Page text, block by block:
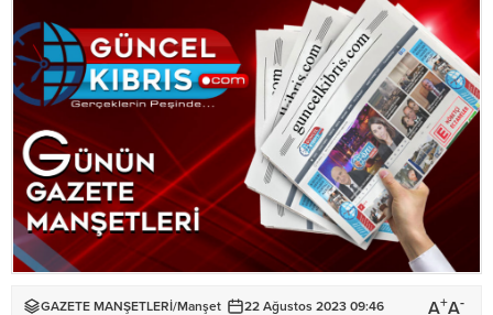
GAZETE MANŞETLERİ/Manşet 22 Ağustos 2023 09:46 A+A-